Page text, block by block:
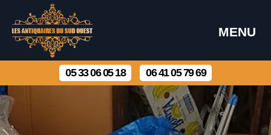
MENU
05 33 06 05 18 06 41 05 79 69